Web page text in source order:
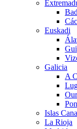
Euskadi
Galicia
A
Islas
La Rioja